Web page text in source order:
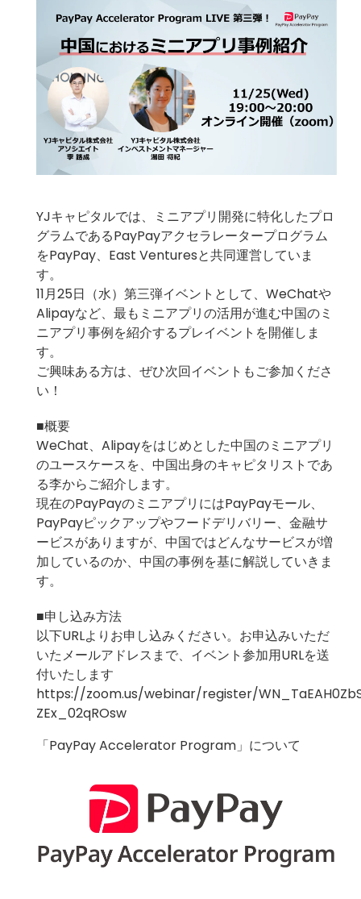
YJキャピタルでは、ミニアプリ開発に特化したプロ
グラムであるPayPayアクセラレータープログラム
をPayPay、East Venturesと共同運営していま
す。
11月25日（水）第三弾イベントとして、WeChatや
Alipayなど、最もミニアプリの活用が進む中国のミ
ニアプリ事例を紹介するプレイベントを開催しま
す。
ご興味ある方は、ぜひ次回イベントもご参加くださ
い！
■概要
WeChat、Alipayをはじめとした中国のミニアプリ
のユースケースを、中国出身のキャピタリストであ
る李からご紹介します。
現在のPayPayのミニアプリにはPayPayモール、
PayPayピックアップやフードデリバリー、金融サ
ービスがありますが、中国ではどんなサービスが増
加しているのか、中国の事例を基に解説していきま
す。
■申し込み方法
以下URLよりお申し込みください。お申込みいただ
いたメールアドレスまで、イベント参加用URLを送
付いたします
https://zoom.us/webinar/register/
ZEx_02qROsw
「PayPay Accelerator Program」について